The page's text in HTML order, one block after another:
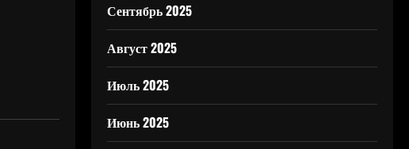
Сентябрь 2025
Август 2025
Июль 2025
Июнь 2025